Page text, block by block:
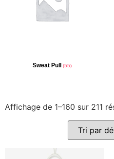
Sweat Pull (55)
Affichage de 1–160 sur 211